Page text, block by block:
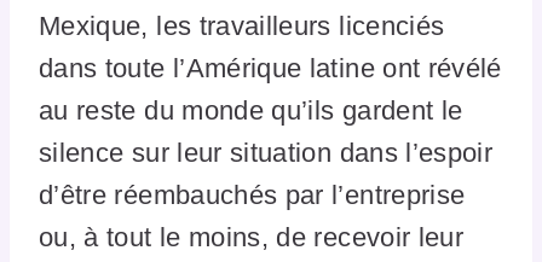
Mexique, les travailleurs licenciés
dans toute l’Amérique latine ont révélé
au reste du monde qu’ils gardent le
silence sur leur situation dans l’espoir
d’être réembauchés par l’entreprise
ou, à tout le moins, de recevoir leur